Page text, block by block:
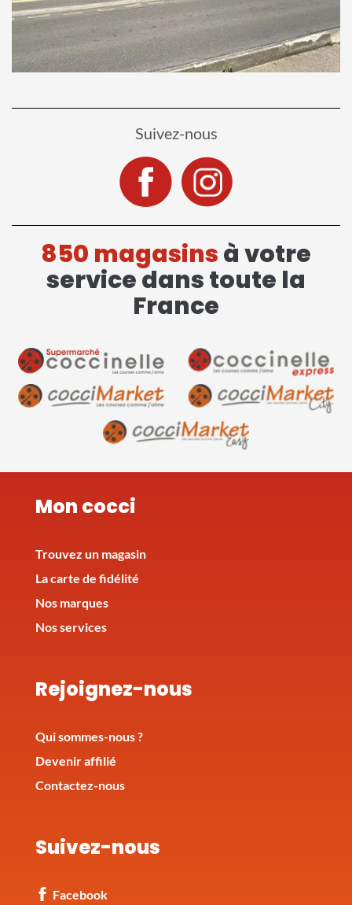
Suivez-nous
850 magasinsà votre
service dans toute la
France
Mon cocci
Trouvez un magasin
La carte de fidélité
Nos marques
Nos services
Rejoignez-nous
Qui sommes-nous ?
Devenir affilié
Contactez-nous
Suivez-nous
Facebook